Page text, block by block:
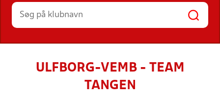
HOLD
ULFBORG-VEMB - TEAM
TANGEN